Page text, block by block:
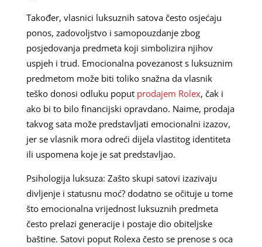
Također, vlasnici luksuznih satova često osjećaju
ponos, zadovoljstvo i samopouzdanje zbog
posjedovanja predmeta koji simbolizira njihov
uspjeh i trud. Emocionalna povezanost s luksuznim
predmetom može biti toliko snažna da vlasnik
teško donosi odluku poput prodajem Rolex, čak i
ako bi to bilo financijski opravdano. Naime, prodaja
takvog sata može predstavljati emocionalni izazov,
jer se vlasnik mora odreći dijela vlastitog identiteta
ili uspomena koje je sat predstavljao.
Psihologija luksuza: Zašto skupi satovi izazivaju
divljenje i statusnu moć? dodatno se očituje u tome
što emocionalna vrijednost luksuznih predmeta
često prelazi generacije i postaje dio obiteljske
baštine. Satovi poput Rolexa često se prenose s oca